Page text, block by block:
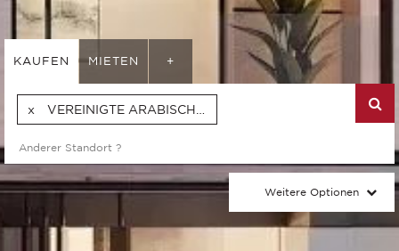
KAUFEN MIETEN +
VEREINIGTE ARABISCHE EMIRATE
Weitere Optionen